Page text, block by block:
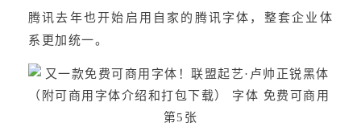
腾讯去年也开始启用自家的腾讯字体，整套企业体
系更加统一。